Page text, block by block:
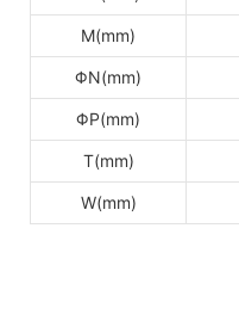
M(mm)
ΦN(mm)
ΦP(mm)
T(mm)
W(mm)